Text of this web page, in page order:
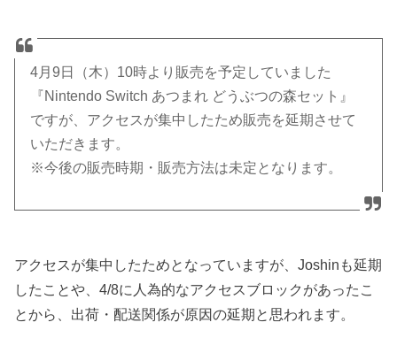
4月9日（木）10時より販売を予定していました
『Nintendo Switch あつまれ どうぶつの森セット』
ですが、アクセスが集中したため販売を延期させて
いただきます。
※今後の販売時期・販売方法は未定となります。
アクセスが集中したためとなっていますが、Joshinも延期
したことや、4/8に人為的なアクセスブロックがあったこ
とから、出荷・配送関係が原因の延期と思われます。